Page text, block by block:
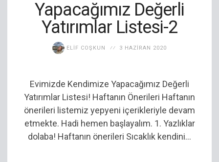
Yapacağımız Değerli
Yatırımlar Listesi-2
ELIF COŞKUN 3 HAZIRAN 2020
Evimizde Kendimize Yapacağımız Değerli
Yatırımlar Listesi! Haftanın Önerileri Haftanın
önerileri listemiz yepyeni içerikleriyle devam
etmekte. Hadi hemen başlayalım. 1. Yazlıklar
dolaba! Haftanın önerileri Sıcaklık kendini...